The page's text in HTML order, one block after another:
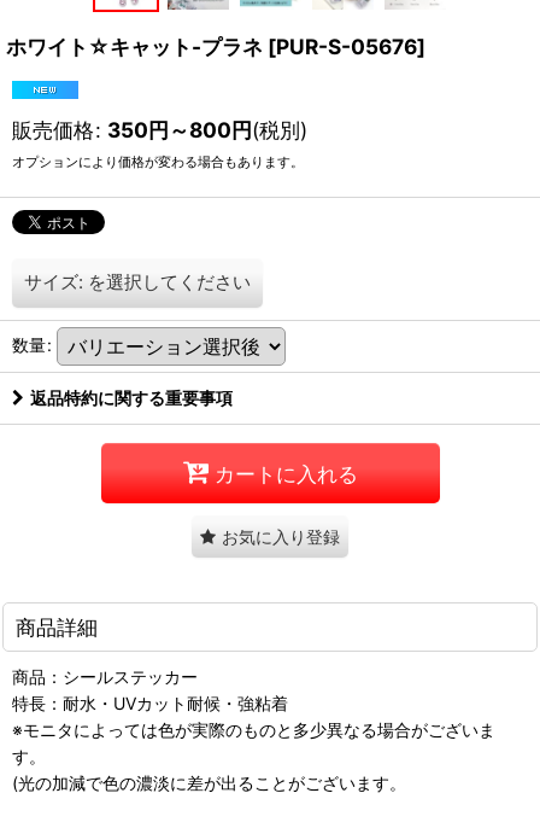
ホワイト☆キャット-プラネ [PUR-S-05676]
販売価格: 350円～800円(税別)
オプションにより価格が変わる場合もあります。
サイズ: を選択してください
数量:
返品特約に関する重要事項
カートに入れる
お気に入り登録
商品詳細
商品：シールステッカー
特長：耐水・UVカット耐候・強粘着
※モニタによっては色が実際のものと多少異なる場合がございま
す。
(光の加減で色の濃淡に差が出ることがございます。